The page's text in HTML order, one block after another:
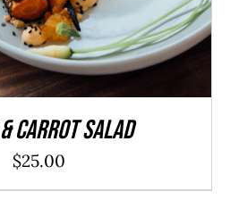
Carrot Salad
$25.00